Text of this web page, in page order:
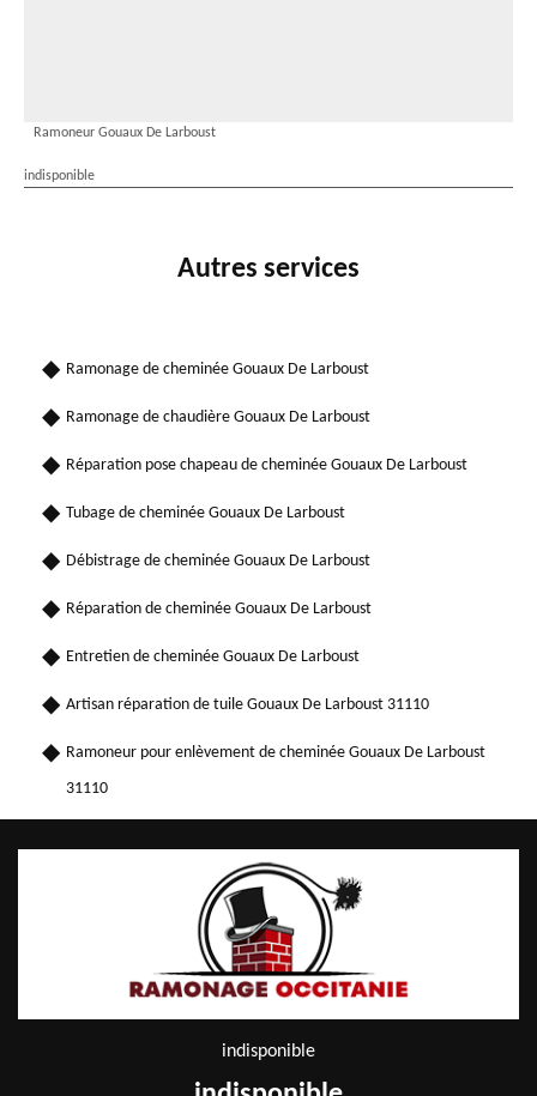
Ramoneur Gouaux De Larboust
indisponible
Autres services
Ramonage de cheminée Gouaux De Larboust
Ramonage de chaudière Gouaux De Larboust
Réparation pose chapeau de cheminée Gouaux De Larboust
Tubage de cheminée Gouaux De Larboust
Débistrage de cheminée Gouaux De Larboust
Réparation de cheminée Gouaux De Larboust
Entretien de cheminée Gouaux De Larboust
Artisan réparation de tuile Gouaux De Larboust 31110
Ramoneur pour enlèvement de cheminée Gouaux De Larboust
31110
indisponible